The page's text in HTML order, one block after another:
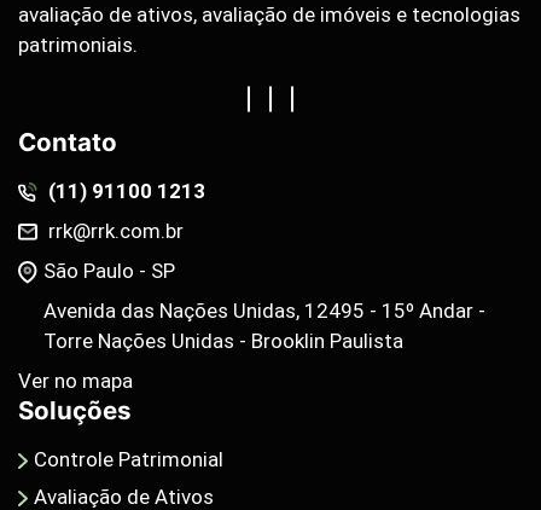
avaliação de ativos, avaliação de imóveis e tecnologias
patrimoniais.
Contato
(11) 91100 1213
rrk@rrk.com.br
São Paulo - SP
Avenida das Nações Unidas, 12495 - 15º Andar -
Torre Nações Unidas - Brooklin Paulista
Ver no mapa
Soluções
Controle Patrimonial
Avaliação de Ativos